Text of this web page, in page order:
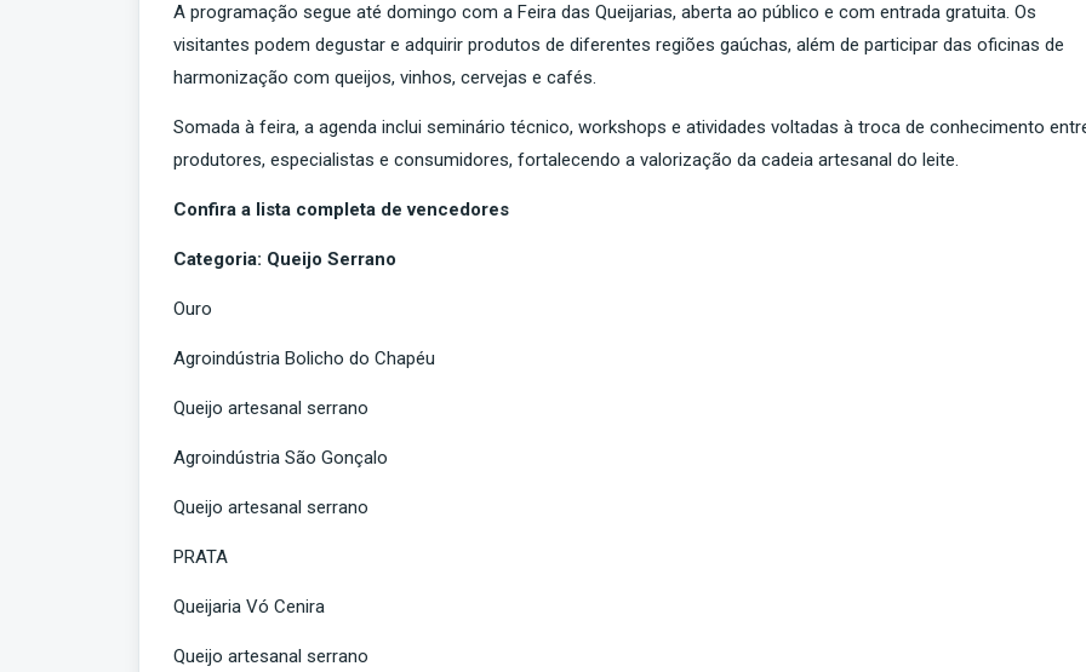
A programação segue até domingo com a Feira das Queijarias, aberta ao público e com entrada gratuita. Os
visitantes podem degustar e adquirir produtos de diferentes regiões gaúchas, além de participar das oficinas de
harmonização com queijos, vinhos, cervejas e cafés.
Somada à feira, a agenda inclui seminário técnico, workshops e atividades voltadas à troca de conhecimento
produtores, especialistas e consumidores, fortalecendo a valorização da cadeia artesanal do leite.
Confira a lista completa de vencedores
Categoria: Queijo Serrano
Ouro
Agroindústria Bolicho do Chapéu
Queijo artesanal serrano
Agroindústria São Gonçalo
Queijo artesanal serrano
PRATA
Queijaria Vó Cenira
Queijo artesanal serrano